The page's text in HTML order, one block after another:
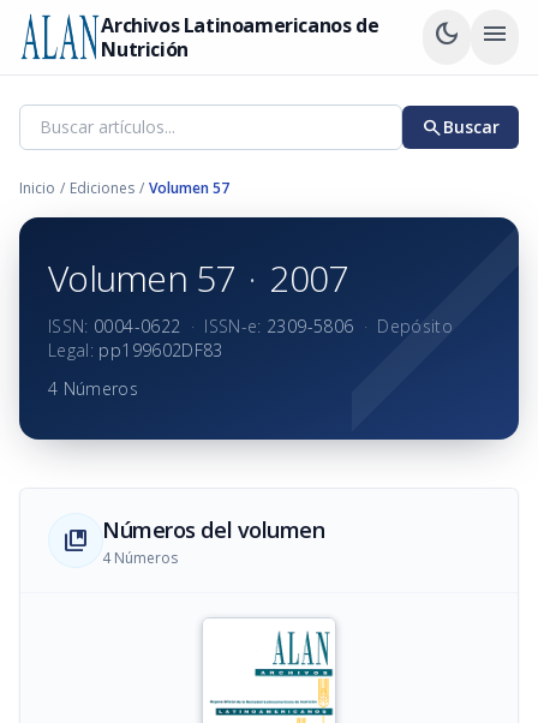
Archivos Latinoamericanos de
Nutrición
dark_mode menu
searchBuscar
Inicio / Ediciones / Volumen 57
Volumen 57 · 2007
ISSN: 0004-0622 · ISSN-e: 2309-5806 · Depósito
Legal: pp199602DF83
4 Números
collections_bookmark Números del volumen
4 Números